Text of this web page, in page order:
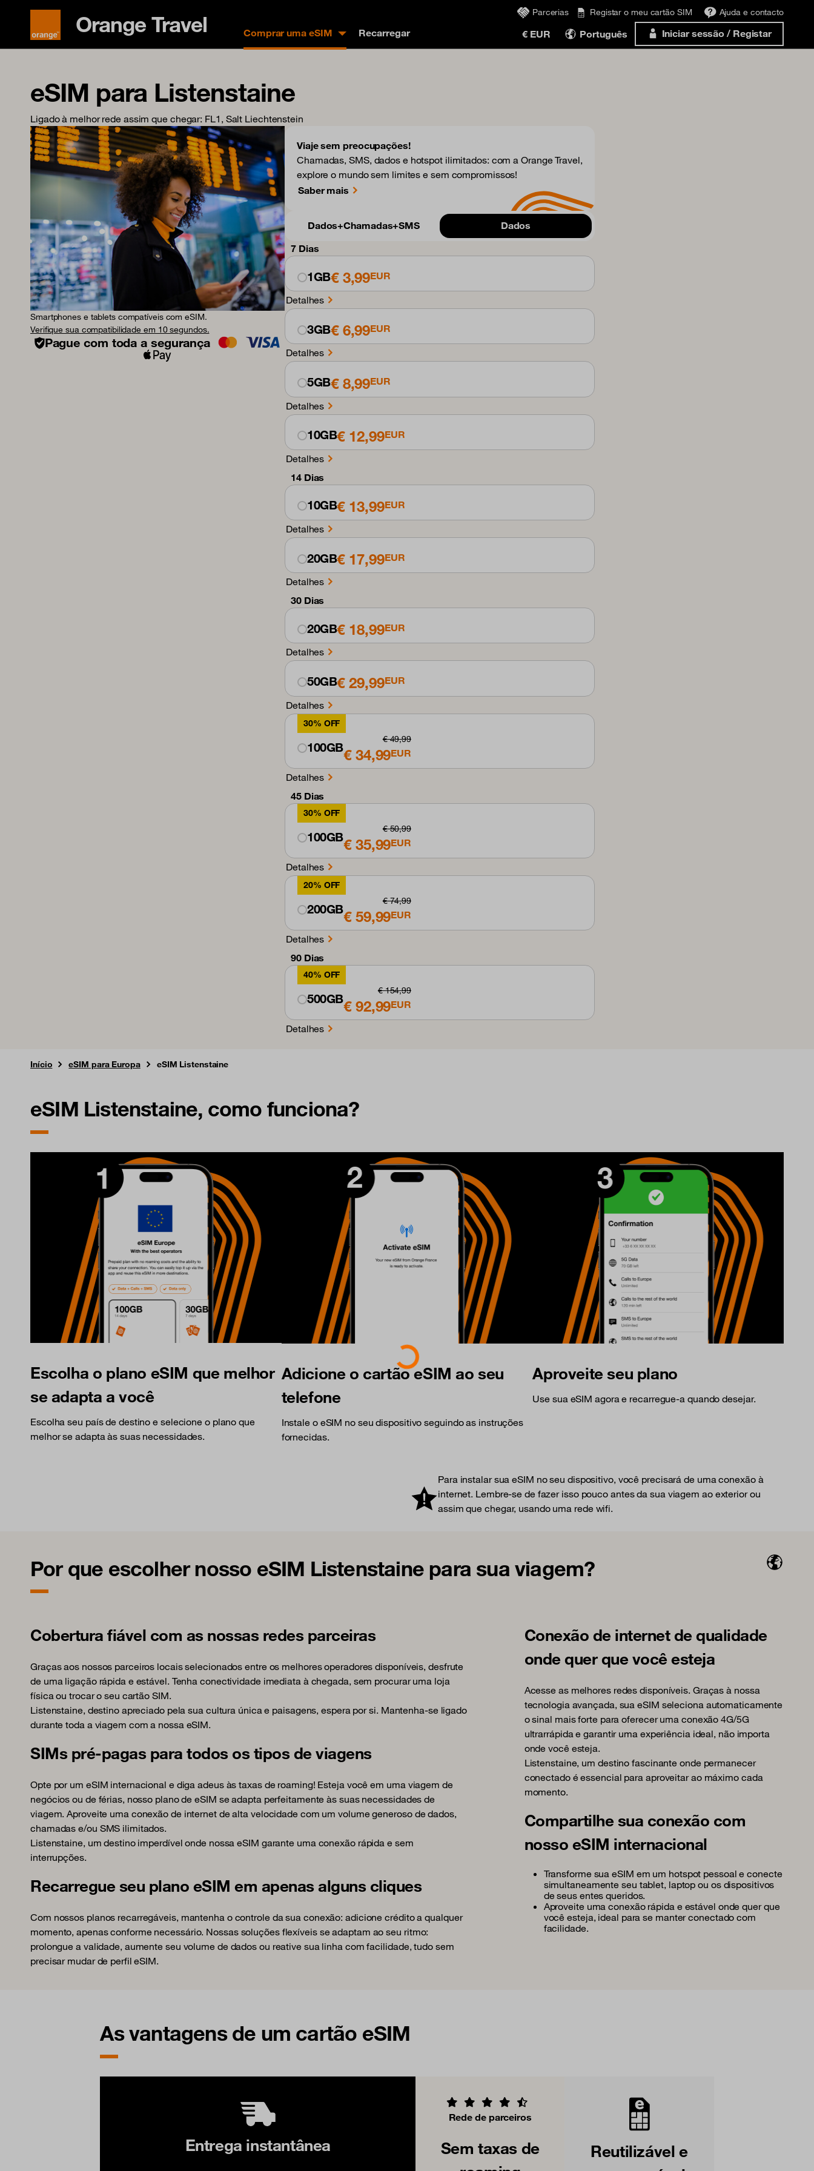
Orange Travel Comprar uma eSIM Recarregar
Parcerias Registar o meu cartão SIM Ajuda e contacto
€ EUR Português Iniciar sessão / Registar
eSIM para Listenstaine
Ligado à melhor rede assim que chegar: FL1, Salt Liechtenstein
Smartphones e tablets compatíveis com eSIM.
Verifique sua compatibilidade em 10 segundos.
Pague com toda a segurança
Viaje sem preocupações!
Chamadas, SMS, dados e hotspot ilimitados: com a Orange Travel,
explore o mundo sem limites e sem compromissos!
Saber mais
Dados+Chamadas+SMS
Dados
7 Dias
1GB€ 3,99EUR
Detalhes
3GB€ 6,99EUR
Detalhes
5GB€ 8,99EUR
Detalhes
10GB€ 12,99EUR
Detalhes
14 Dias
10GB€ 13,99EUR
Detalhes
20GB€ 17,99EUR
Detalhes
30 Dias
20GB€ 18,99EUR
Detalhes
50GB€ 29,99EUR
Detalhes
30% OFF
100GB
€ 49,99
€ 34,99EUR
Detalhes
45 Dias
30% OFF
100GB
€ 50,99
€ 35,99EUR
Detalhes
20% OFF
200GB
€ 74,99
€ 59,99EUR
Detalhes
90 Dias
40% OFF
500GB
€ 154,99
€ 92,99EUR
Detalhes
Início eSIM para Europa eSIM Listenstaine
eSIM Listenstaine, como funciona?
Escolha o plano eSIM que melhor
se adapta a você
Escolha seu país de destino e selecione o plano que
melhor se adapta às suas necessidades.
Adicione o cartão eSIM ao seu
telefone
Instale o eSIM no seu dispositivo seguindo as instruções
fornecidas.
Aproveite seu plano
Use sua eSIM agora e recarregue-a quando desejar.
Para instalar sua eSIM no seu dispositivo, você precisará de uma conexão à
internet. Lembre-se de fazer isso pouco antes da sua viagem ao exterior ou
assim que chegar, usando uma rede wifi.
Por que escolher nosso eSIM Listenstaine para sua viagem?
Cobertura fiável com as nossas redes parceiras
Graças aos nossos parceiros locais selecionados entre os melhores operadores disponíveis, desfrute
de uma ligação rápida e estável. Tenha conectividade imediata à chegada, sem procurar uma loja
física ou trocar o seu cartão SIM.
Listenstaine, destino apreciado pela sua cultura única e paisagens, espera por si. Mantenha-se ligado
durante toda a viagem com a nossa eSIM.
SIMs pré-pagas para todos os tipos de viagens
Opte por um eSIM internacional e diga adeus às taxas de roaming! Esteja você em uma viagem de
negócios ou de férias, nosso plano de eSIM se adapta perfeitamente às suas necessidades de
viagem. Aproveite uma conexão de internet de alta velocidade com um volume generoso de dados,
chamadas e/ou SMS ilimitados.
Listenstaine, um destino imperdível onde nossa eSIM garante uma conexão rápida e sem
interrupções.
Recarregue seu plano eSIM em apenas alguns cliques
Com nossos planos recarregáveis, mantenha o controle da sua conexão: adicione crédito a qualquer
momento, apenas conforme necessário. Nossas soluções flexíveis se adaptam ao seu ritmo:
prolongue a validade, aumente seu volume de dados ou reative sua linha com facilidade, tudo sem
precisar mudar de perfil eSIM.
Conexão de internet de qualidade
onde quer que você esteja
Acesse as melhores redes disponíveis. Graças à nossa
tecnologia avançada, sua eSIM seleciona automaticamente
o sinal mais forte para oferecer uma conexão 4G/5G
ultrarrápida e garantir uma experiência ideal, não importa
onde você esteja.
Listenstaine, um destino fascinante onde permanecer
conectado é essencial para aproveitar ao máximo cada
momento.
Compartilhe sua conexão com
nosso eSIM internacional
Transforme sua eSIM em um hotspot pessoal e conecte
simultaneamente seu tablet, laptop ou os dispositivos
de seus entes queridos.
Aproveite uma conexão rápida e estável onde quer que
você esteja, ideal para se manter conectado com
facilidade.
As vantagens de um cartão eSIM
Entrega instantânea
Rede de parceiros
Sem taxas de
Reutilizável e
Loading...